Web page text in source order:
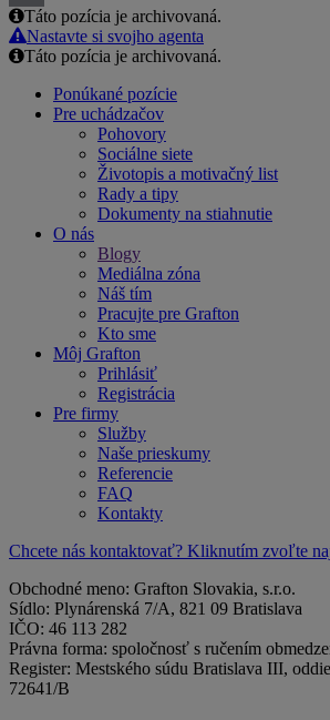
Email
Táto pozícia je archivovaná.
Nastavte si svojho agenta
Táto pozícia je archivovaná.
Ponúkané pozície
Pre uchádzačov
Pohovory
Sociálne siete
Životopis a motivačný list
Rady a tipy
Dokumenty na stiahnutie
O nás
Blogy
Mediálna zóna
Náš tím
Pracujte pre Grafton
Kto sme
Môj Grafton
Prihlásiť
Registrácia
Pre firmy
Služby
Naše prieskumy
Referencie
FAQ
Kontakty
Chcete nás kontaktovať? Kliknutím zvoľte
Obchodné meno: Grafton Slovakia, s.r.o.
Sídlo: Plynárenská 7/A, 821 09 Bratislava
IČO: 46 113 282
Právna forma: spoločnosť s ručením
Register: Mestského súdu Bratislava III,
72641/B